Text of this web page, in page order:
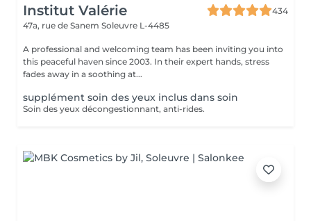
Institut Valérie
434
47a, rue de Sanem Soleuvre L-4485
A professional and welcoming team has been inviting you into
this peaceful haven since 2003. In their expert hands, stress
fades away in a soothing at...
supplément soin des yeux inclus dans soin
Soin des yeux décongestionnant, anti-rides.